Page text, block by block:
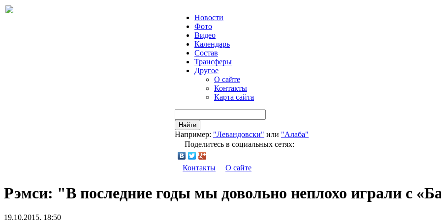
Новости
Фото
Видео
Календарь
Состав
Трансферы
Другое
О сайте
Контакты
Карта сайта
Найти
Например: "Левандовски" или "Алаба"
Поделитесь в социальных сетях:
Контакты О сайте
Рэмси: "В последние годы мы довольно неплохо играли с
19.10.2015, 18:50